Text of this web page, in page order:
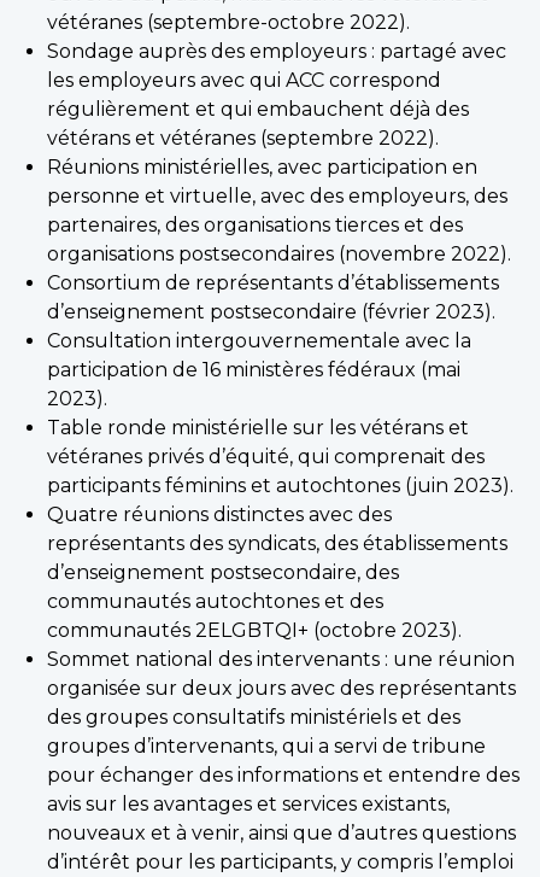
vétéranes (septembre-octobre 2022).
Sondage auprès des employeurs : partagé avec
les employeurs avec qui ACC correspond
régulièrement et qui embauchent déjà des
vétérans et vétéranes (septembre 2022).
Réunions ministérielles, avec participation en
personne et virtuelle, avec des employeurs, des
partenaires, des organisations tierces et des
organisations postsecondaires (novembre 2022).
Consortium de représentants d’établissements
d’enseignement postsecondaire (février 2023).
Consultation intergouvernementale avec la
participation de 16 ministères fédéraux (mai
2023).
Table ronde ministérielle sur les vétérans et
vétéranes privés d’équité, qui comprenait des
participants féminins et autochtones (juin 2023).
Quatre réunions distinctes avec des
représentants des syndicats, des établissements
d’enseignement postsecondaire, des
communautés autochtones et des
communautés 2ELGBTQI+ (octobre 2023).
Sommet national des intervenants : une réunion
organisée sur deux jours avec des représentants
des groupes consultatifs ministériels et des
groupes d’intervenants, qui a servi de tribune
pour échanger des informations et entendre des
avis sur les avantages et services existants,
nouveaux et à venir, ainsi que d’autres questions
d’intérêt pour les participants, y compris l’emploi